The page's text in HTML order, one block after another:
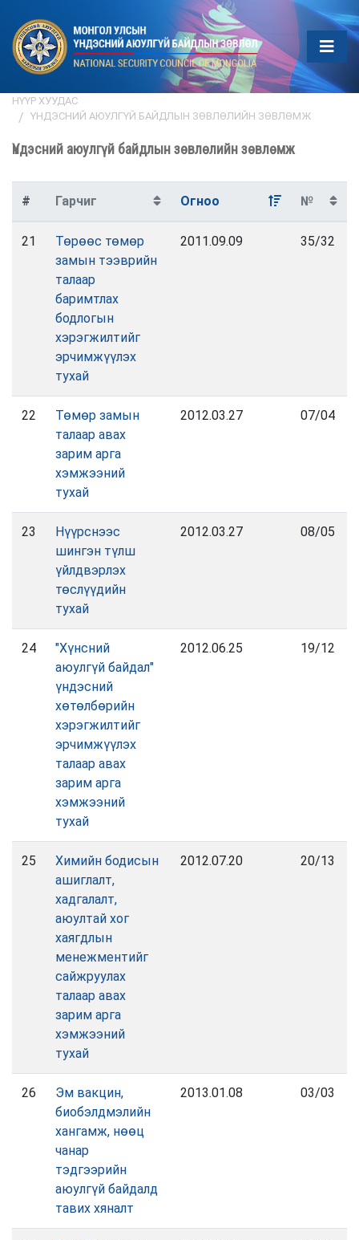
НҮҮР ХУУДАС
ҮНДЭСНИЙ АЮУЛГҮЙ БАЙДЛЫН ЗӨВЛӨЛИЙН ЗӨВЛӨМЖ
Үндэсний аюулгүй байдлын зөвлөлийн зөвлөмж
# Гарчиг Огноо №
21
Төрөөс төмөр
замын тээврийн
талаар
баримтлах
бодлогын
хэрэгжилтийг
эрчимжүүлэх
тухай
2011.09.09 35/32
22
Төмөр замын
талаар авах
зарим арга
хэмжээний
тухай
2012.03.27 07/04
23
Нүүрснээс
шингэн түлш
үйлдвэрлэх
төслүүдийн
тухай
2012.03.27 08/05
24
"Хүнсний
аюулгүй байдал"
үндэсний
хөтөлбөрийн
хэрэгжилтийг
эрчимжүүлэх
талаар авах
зарим арга
хэмжээний
тухай
2012.06.25 19/12
25
Химийн бодисын
ашиглалт,
хадгалалт,
аюултай хог
хаягдлын
менежментийг
сайжруулах
талаар авах
зарим арга
хэмжээний
тухай
2012.07.20 20/13
26
Эм вакцин,
биобэлдмэлийн
хангамж, нөөц
чанар
тэдгээрийн
аюулгүй байдалд
тавих хяналт
2013.01.08 03/03